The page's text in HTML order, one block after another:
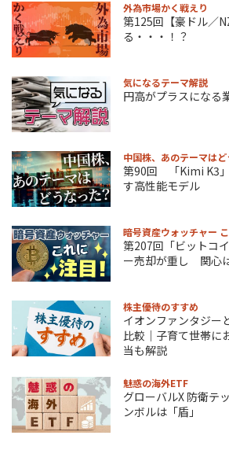
外為市場かく戦えり
第125回【豪ドル／
る・・・！？
気になるテーマ解説
円高がプラスになる
中国株、あのテーマはど
第90回 「Kimi K3
す高性能モデル
暗号資産ウォッチャー
第207回「ビットコ
ー売却が重し 関心
株主優待のすすめ
イオンファンタジー
比較｜子育て世帯に
当も解説
魅惑の海外ETF
グローバルX 防衛テ
ンボルは「盾」